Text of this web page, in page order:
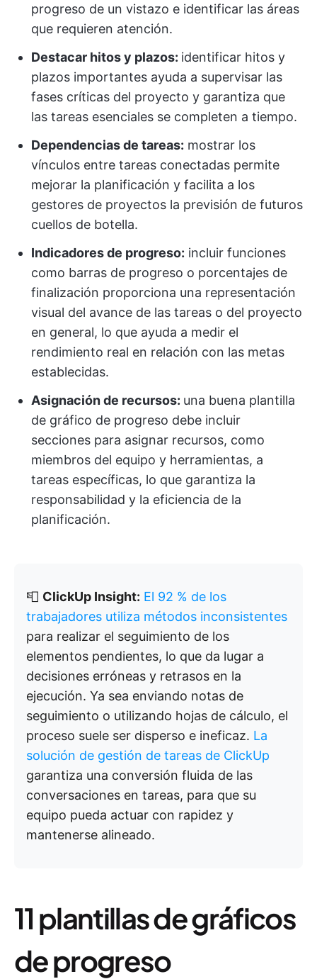
progreso de un vistazo e identificar las áreas
que requieren atención.
Destacar hitos y plazos: identificar hitos y
plazos importantes ayuda a supervisar las
fases críticas del proyecto y garantiza que
las tareas esenciales se completen a tiempo.
Dependencias de tareas: mostrar los
vínculos entre tareas conectadas permite
mejorar la planificación y facilita a los
gestores de proyectos la previsión de futuros
cuellos de botella.
Indicadores de progreso: incluir funciones
como barras de progreso o porcentajes de
finalización proporciona una representación
visual del avance de las tareas o del proyecto
en general, lo que ayuda a medir el
rendimiento real en relación con las metas
establecidas.
Asignación de recursos: una buena plantilla
de gráfico de progreso debe incluir
secciones para asignar recursos, como
miembros del equipo y herramientas, a
tareas específicas, lo que garantiza la
responsabilidad y la eficiencia de la
planificación.
📮 ClickUp Insight: El 92 % de los
trabajadores utiliza métodos inconsistentes
para realizar el seguimiento de los
elementos pendientes, lo que da lugar a
decisiones erróneas y retrasos en la
ejecución. Ya sea enviando notas de
seguimiento o utilizando hojas de cálculo, el
proceso suele ser disperso e ineficaz. La
solución de gestión de tareas de ClickUp
garantiza una conversión fluida de las
conversaciones en tareas, para que su
equipo pueda actuar con rapidez y
mantenerse alineado.
11 plantillas de gráficos
de progreso